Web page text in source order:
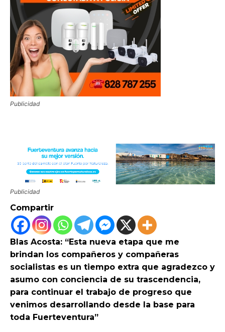
Publicidad
Publicidad
Compartir
Blas Acosta: “Esta nueva etapa que me
brindan los compañeros y compañeras
socialistas es un tiempo extra que agradezco y
asumo con conciencia de su trascendencia,
para continuar el trabajo de progreso que
venimos desarrollando desde la base para
toda Fuerteventura”